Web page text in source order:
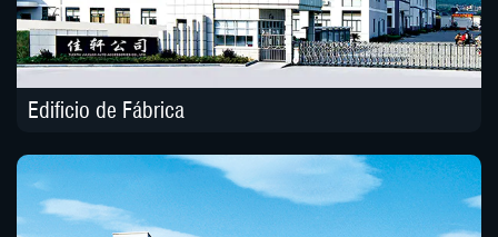
Edificio de Fábrica